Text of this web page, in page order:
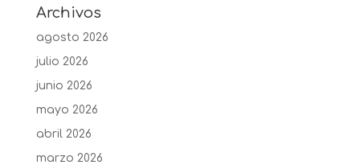
Archivos
agosto 2026
julio 2026
junio 2026
mayo 2026
abril 2026
marzo 2026